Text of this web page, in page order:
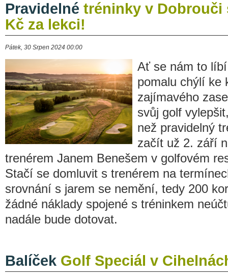
Pravidelné tréninky v Dobrouči
Kč za lekci!
Pátek, 30 Srpen 2024 00:00
Ať se nám to
pomalu chýlí ke
zajímavého
svůj golf
než pravidelný
začít už 2. září
trenérem Janem Benešem v golfovém
Stačí se domluvit s trenérem na
srovnání s jarem se nemění, tedy 200
žádné náklady spojené s tréninkem
nadále bude dotovat.
Balíček Golf Speciál v